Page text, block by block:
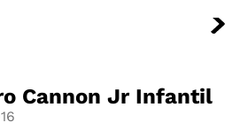
Cannon Jr Infantil